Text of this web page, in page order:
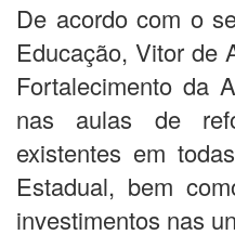
De acordo com o
Educação, Vitor de
Fortalecimento da
nas aulas de
existentes em
Estadual, bem
investimentos nas